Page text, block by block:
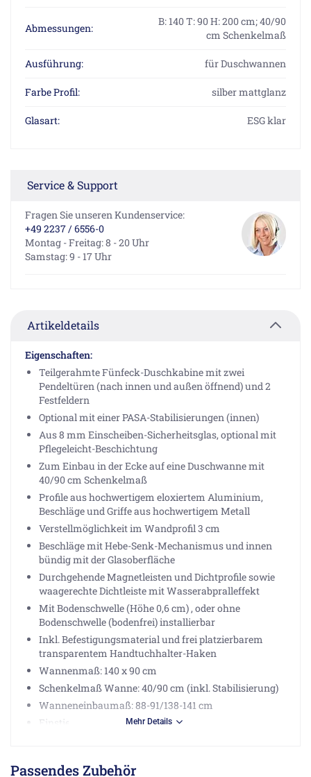
Abmessungen:
B: 140 T: 90 H: 200 cm; 40/90
cm Schenkelmaß
Ausführung: für Duschwannen
Farbe Profil: silber mattglanz
Glasart: ESG klar
Service & Support
Fragen Sie unseren Kundenservice:
+49 2237 / 6556-0
Montag - Freitag: 8 - 20 Uhr
Samstag: 9 - 17 Uhr
Artikeldetails
Eigenschaften:
Teilgerahmte Fünfeck-Duschkabine mit zwei
Pendeltüren (nach innen und außen öffnend) und 2
Festfeldern
Optional mit einer PASA-Stabilisierungen (innen)
Aus 8 mm Einscheiben-Sicherheitsglas, optional mit
Pflegeleicht-Beschichtung
Zum Einbau in der Ecke auf eine Duschwanne mit
40/90 cm Schenkelmaß
Profile aus hochwertigem eloxiertem Aluminium,
Beschläge und Griffe aus hochwertigem Metall
Verstellmöglichkeit im Wandprofil 3 cm
Beschläge mit Hebe-Senk-Mechanismus und innen
bündig mit der Glasoberfläche
Durchgehende Magnetleisten und Dichtprofile sowie
waagerechte Dichtleiste mit Wasserabpralleffekt
Mit Bodenschwelle (Höhe 0,6 cm) , oder ohne
Bodenschwelle (bodenfrei) installierbar
Inkl. Befestigungsmaterial und frei platzierbarem
transparentem Handtuchhalter-Haken
Wannenmaß: 140 x 90 cm
Schenkelmaß Wanne: 40/90 cm (inkl. Stabilisierung)
Wanneneinbaumaß: 88-91/138-141 cm
Einstiegsbreite: 63,4 cmMehr Details
Passendes Zubehör